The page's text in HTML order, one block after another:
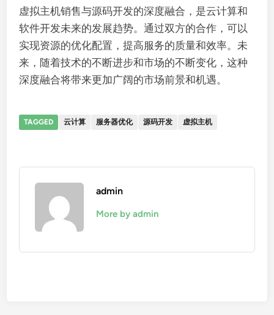
虚拟主机销售与源码开发的深度融合，是云计算和
软件开发未来的发展趋势。通过双方的合作，可以
实现资源的优化配置，提高服务的质量和效率。未
来，随着技术的不断进步和市场的不断变化，这种
深度融合将带来更加广阔的市场前景和机遇。
TAGGED 云计算 服务器优化 源码开发 虚拟主机
admin
More by admin